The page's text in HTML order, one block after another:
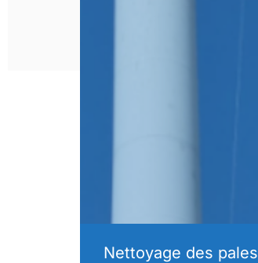
Nettoyage des pales